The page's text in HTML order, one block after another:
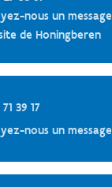
nous un message
de Honingberen
39 17
nous un message